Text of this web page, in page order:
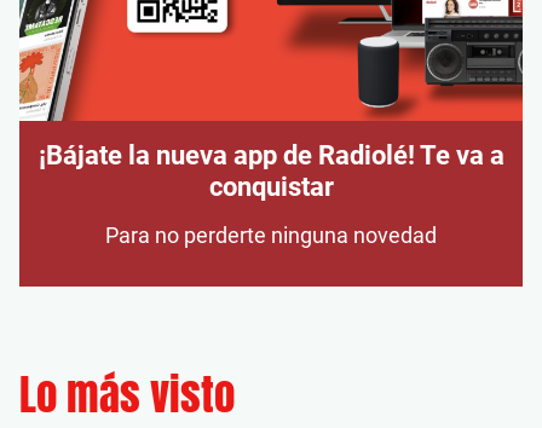
¡Bájate la nueva app de Radiolé! Te va a
conquistar
Para no perderte ninguna novedad
Lo más visto